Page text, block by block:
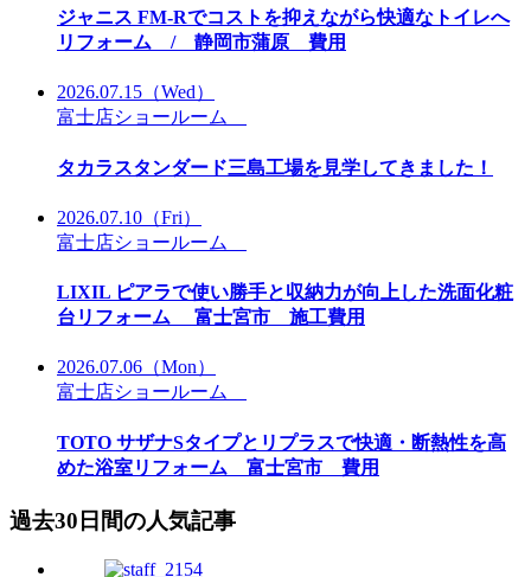
ジャニス FM-Rでコストを抑えながら快適なトイレへ
リフォーム / 静岡市蒲原 費用
2026.07.15 （Wed）
富士店ショールーム
タカラスタンダード三島工場を見学してきました！
2026.07.10 （Fri）
富士店ショールーム
LIXIL ピアラで使い勝手と収納力が向上した洗面化粧
台リフォーム 富士宮市 施工費用
2026.07.06 （Mon）
富士店ショールーム
TOTO サザナSタイプとリプラスで快適・断熱性を高
めた浴室リフォーム 富士宮市 費用
過去30日間の人気記事